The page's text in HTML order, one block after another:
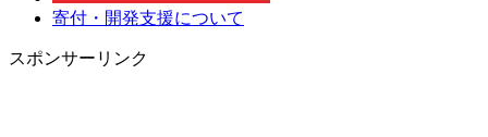
寄付・開発支援について
スポンサーリンク